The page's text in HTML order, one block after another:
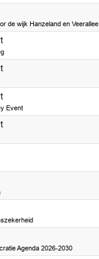
de wijk Hanzeland en Veerallee
2026
2026
2026
Event
2026
2026
2026
Agenda 2026-2030